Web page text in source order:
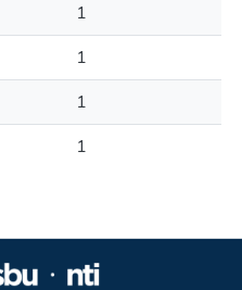
1
1
1
1